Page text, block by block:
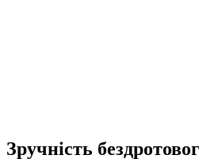
Зручність